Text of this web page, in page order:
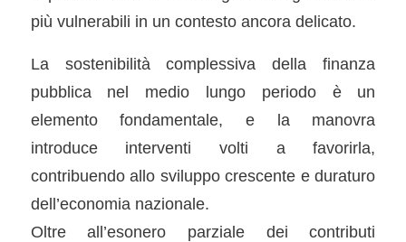
più vulnerabili in un contesto ancora delicato.
La sostenibilità complessiva della finanza
pubblica nel medio lungo periodo è un
elemento fondamentale, e la manovra
introduce interventi volti a favorirla,
contribuendo allo sviluppo crescente e duraturo
dell’economia nazionale.
Oltre all’esonero parziale dei contributi